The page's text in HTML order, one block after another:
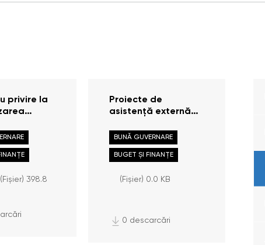
privire la
pentru
1 anul
398.8
Proiecte de
asistență externă
Avocatului Poporului
(2026)
(Fișier) 0.0 KB
BUNĂ GUVERNARE
BUGET ȘI FINANȚE
0 descarcări